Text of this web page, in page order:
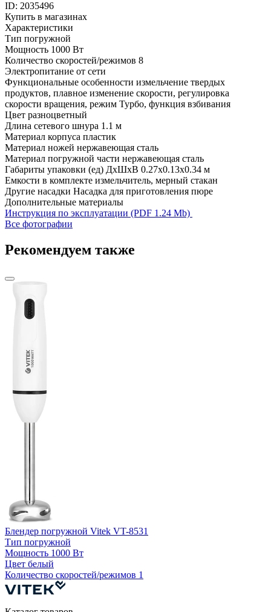
ID: 2035496
Купить в магазинах
Характеристики
Тип погружной
Мощность 1000 Вт
Количество скоростей/режимов 8
Электропитание от сети
Функциональные особенности измельчение твердых
продуктов, плавное изменение скорости, регулировка
скорости вращения, режим Турбо, функция взбивания
Цвет разноцветный
Длина сетевого шнура 1.1 м
Материал корпуса пластик
Материал ножей нержавеющая сталь
Материал погружной части нержавеющая сталь
Габариты упаковки (ед) ДхШхВ 0.27x0.13x0.34 м
Емкости в комплекте измельчитель, мерный стакан
Другие насадки Насадка для приготовления пюре
Дополнительные материалы
Инструкция по эксплуатации (PDF 1.24 Mb)
Все фотографии
Рекомендуем также
Блендер погружной Vitek VT-8531
Тип погружной
Мощность 1000 Вт
Цвет белый
Количество скоростей/режимов 1